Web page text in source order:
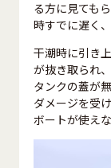
る方に見ても
時すでに遅く
干潮時に引き
が抜き取られ、
タンクの蓋が
ダメージを受け
ボートが使え